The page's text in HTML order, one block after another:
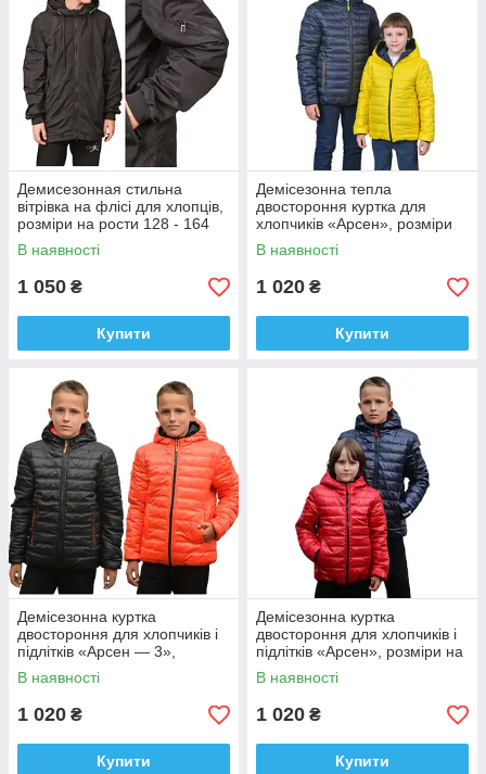
Демисезонная стильна
вітрівка на флісі для хлопців,
розміри на рости 128 - 164
В наявності
1 050 ₴
Купити
Демісезонна тепла
двостороння куртка для
хлопчиків «Арсен», розміри
на зріст 122-158
В наявності
1 020 ₴
Купити
Демісезонна куртка
двостороння для хлопчиків і
підлітків «Арсен — 3»,
розміри на зріст 122 — 158
В наявності
1 020 ₴
Купити
Демісезонна куртка
двостороння для хлопчиків і
підлітків «Арсен», розміри на
зріст 116 — 158
В наявності
1 020 ₴
Купити